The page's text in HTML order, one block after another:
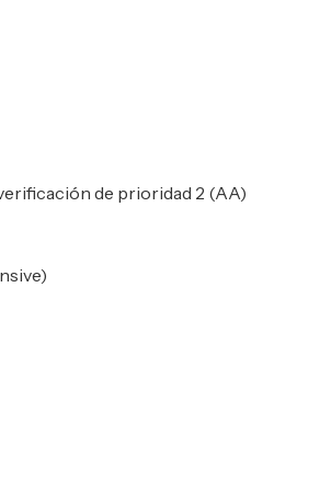
de prioridad 2 (AA)